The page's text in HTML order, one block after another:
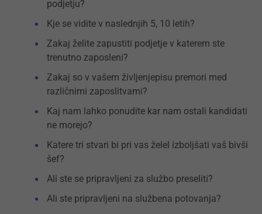
podjetju?
Kje se vidite v naslednjih 5, 10 letih?
Zakaj želite zapustiti podjetje v katerem ste
trenutno zaposleni?
Zakaj so v vašem življenjepisu premori med
različnimi zaposlitvami?
Kaj nam lahko ponudite kar nam ostali kandidati
ne morejo?
Katere tri stvari bi pri vas želel izboljšati vaš bivši
šef?
Ali ste se pripravljeni za službo preseliti?
Ali ste pripravljeni na službena potovanja?